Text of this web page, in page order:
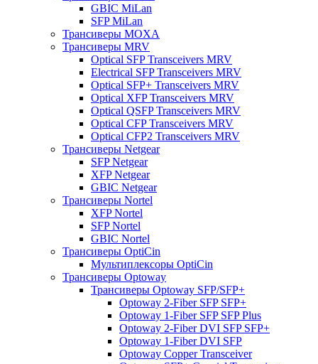
GBIC MiLan
SFP MiLan
Трансиверы MOXA
Трансиверы MRV
Optical SFP Transceivers MRV
Electrical SFP Transceivers MRV
Optical SFP+ Transceivers MRV
Optical XFP Transceivers MRV
Optical QSFP Transceivers MRV
Optical CFP Transceivers MRV
Optical CFP2 Transceivers MRV
Трансиверы Netgear
SFP Netgear
XFP Netgear
GBIC Netgear
Трансиверы Nortel
XFP Nortel
SFP Nortel
GBIC Nortel
Трансиверы OptiCin
Мультиплексоры OptiCin
Трансиверы Optoway
Трансиверы Optoway SFP/SFP+
Optoway 2-Fiber SFP SFP+
Optoway 1-Fiber SFP SFP Plus
Optoway 2-Fiber DVI SFP SFP+
Optoway 1-Fiber DVI SFP
Optoway Copper Transceiver